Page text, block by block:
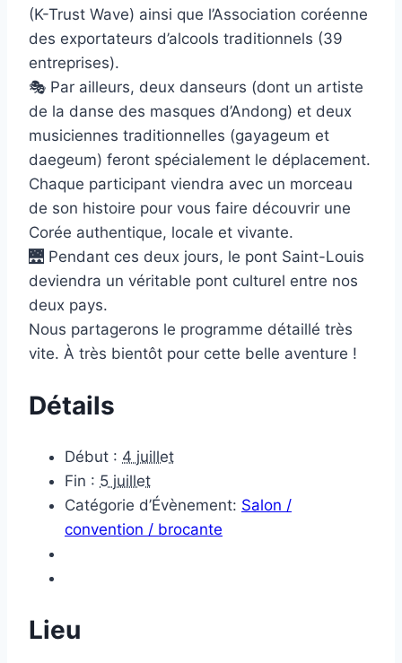
(K-Trust Wave) ainsi que l’Association coréenne
des exportateurs d’alcools traditionnels (39
entreprises).
🎭 Par ailleurs, deux danseurs (dont un artiste
de la danse des masques d’Andong) et deux
musiciennes traditionnelles (gayageum et
daegeum) feront spécialement le déplacement.
Chaque participant viendra avec un morceau
de son histoire pour vous faire découvrir une
Corée authentique, locale et vivante.
🌉 Pendant ces deux jours, le pont Saint-Louis
deviendra un véritable pont culturel entre nos
deux pays.
Nous partagerons le programme détaillé très
vite. À très bientôt pour cette belle aventure !
Détails
Début : 4 juillet
Fin : 5 juillet
Catégorie d’Évènement: Salon /
convention / brocante
Lieu